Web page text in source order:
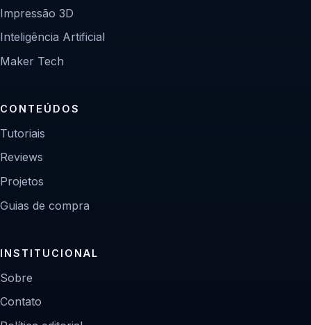
Impressão 3D
Inteligência Artificial
Maker Tech
CONTEÚDOS
Tutoriais
Reviews
Projetos
Guias de compra
INSTITUCIONAL
Sobre
Contato